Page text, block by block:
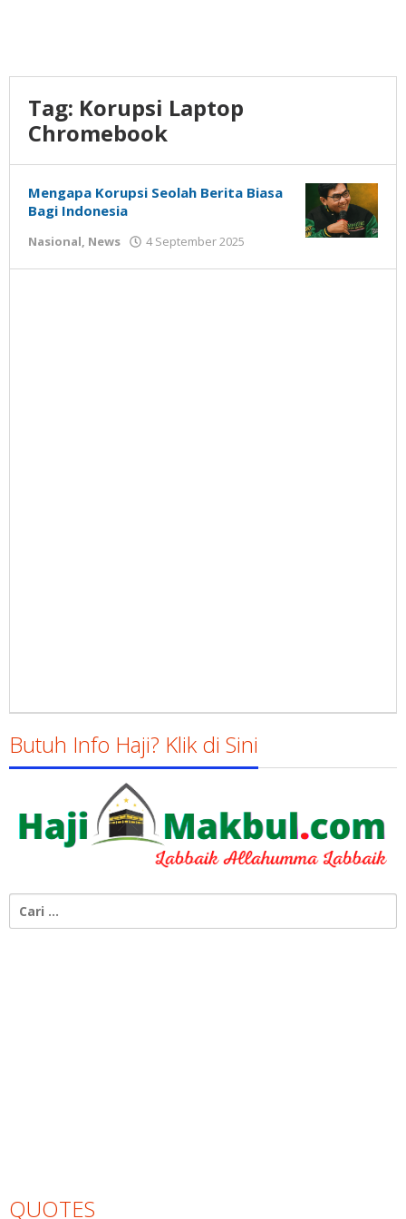
Tag: Korupsi Laptop
Chromebook
Mengapa Korupsi Seolah Berita Biasa
Bagi Indonesia
Nasional, News 4 September 2025
Susanto
Butuh Info Haji? Klik di Sini
untuk:
QUOTES